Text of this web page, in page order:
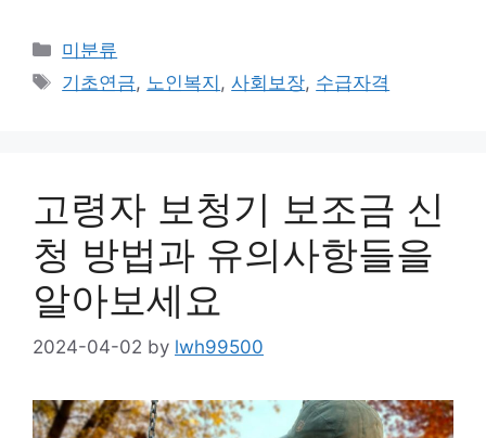
Categories
미분류
Tags
기초연금, 노인복지 ,사회보장, 수급자격
고령자 보청기 보조금 신
청 방법과 유의사항들을
알아보세요
2024-04-02 by lwh99500